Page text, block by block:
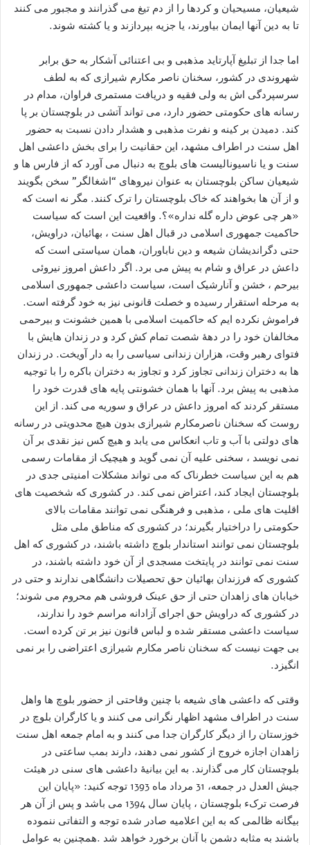
شیعیان، مسیحیان و کردها را از دم تیغ می گذرانند و مجبور می کنند
تا به دین آنها ایمان بیاورند، یا جزیه بپردازند و یا کشته شوند.
اما جدا از تبلیغ آپارتاید مذهبی و بی اعتنائی آشکار به حق برابر
شهروندی در کشور، سخنان ناصر مکارم شیرازی که به لطف
سرسپردگی اش به ولی فقیه و دریافت مستمری فراوان، مدام در
رسانه های حکومتی حضور دارد، می تواند آتشی در بلوچستان بر پا
کند. دمیدن بر کینه و نفرت مذهبی و هشدار دادن نسبت به حضور
اهل سنت در اطراف مشهد، این حقانیت را برای بخش داعشی اهل
سنت و یا ناسیونالیست های بلوچ به دنبال می آورد که از فارس ها و
شیعیان ساکن بلوچستان به عنوان نیروهای “اشغالگر” سخن بگویند
و از آن ها بخواهند که خاک بلوچستان را ترک کنند. مگر نه است که
«هر چی عوض داره گله نداره»؟. واقعیت این است که سیاست
حاکمیت جمهوری اسلامی در قبال اهل سنت ، بهائیان، دراویش،
حتی دگراندیشان شیعه و دین ناباوران، همان سیاستی است که
داعش در عراق و شام به پیش می برد. اگر داعش امروز نیروئی
بیرحم ، خشن و آنارشیک است، سیاست داعشی جمهوری اسلامی
به مرحله استقرار رسیده و خصلت قانونی نیز به خود گرفته است.
فراموش نکرده ایم که حاکمیت اسلامی با همین خشونت و بیرحمی
مخالفان خود را در دهۀ شصت تمام کش کرد و در زندان هایش با
فتوای رهبر وقت، هزاران زندانی سیاسی را به دار آویخت. در زندان
ها به دختران زندانی تجاوز کرد و تجاوز به دختران باکره را با توجیه
مذهبی به پیش برد. آنها با همان خشونتی پایه های قدرت خود را
مستقر کردند که امروز داعش در عراق و سوریه می کند. از این
روست که سخنان ناصرمکارم شیرازی بدون هیچ محدویتی در رسانه
های دولتی با آب و تاب انعکاس می یابد و هیچ کس نیز نقدی بر آن
نمی نویسد ، سخنی علیه آن نمی گوید و هیچیک از مقامات رسمی
هم به این سیاست خطرناک که می تواند مشکلات امنیتی جدی در
بلوچستان ایجاد کند، اعتراض نمی کند. در کشوری که شخصیت های
اقلیت های ملی ، مذهبی و فرهنگی نمی توانند مقامات بالای
حکومتی را دراختیار بگیرند؛ در کشوری که مناطق ملی مثل
بلوچستان نمی توانند استاندار بلوچ داشته باشند، در کشوری که اهل
سنت نمی توانند در پایتخت مسجدی از آن خود داشته باشند، در
کشوری که فرزندان بهائیان حق تحصیلات دانشگاهی ندارند و حتی در
خیابان های زاهدان حتی از حق عینک فروشی هم محروم می شوند؛
در کشوری که دراویش حق اجرای آزادانه مراسم خود را ندارند،
سیاست داعشی مستقر شده و لباس قانون نیز بر تن کرده است.
بی جهت نیست که سخنان ناصر مکارم شیرازی اعتراضی را بر نمی
انگیزد.
وقتی که داعشی های شیعه با چنین وقاحتی از حضور بلوچ ها واهل
سنت در اطراف مشهد اظهار نگرانی می کنند و یا کارگران بلوچ در
خوزستان را از دیگر کارگران جدا می کنند و به امام جمعه اهل سنت
زاهدان اجازه خروج از کشور نمی دهند، دارند بمب ساعتی در
بلوچستان کار می گذارند. به این بیانیۀ داعشی های سنی در هیئت
جیش العدل در جمعه، 31 مرداد ماه 1393 توجه کنید: «پایان این
فرصت ترکء بلوچستان ، پایان سال 1394 می باشد و پس از آن هر
بیگانه ظالمی که به این اعلامیه صادر شده توجه و التفاتی ننموده
باشند به مثابه دشمن با آنان برخورد خواهد شد .همچنین به عوامل